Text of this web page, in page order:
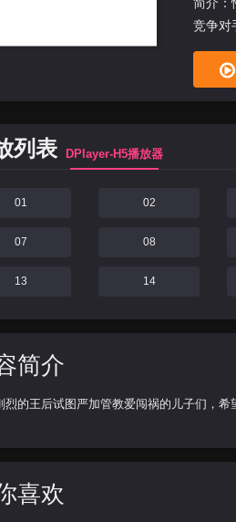
竞争对
列表 DPlayer-H5播放器
01 02
07 08
13 14
简介
烈的王后试图严加管教爱闯祸的儿子们，
喜欢